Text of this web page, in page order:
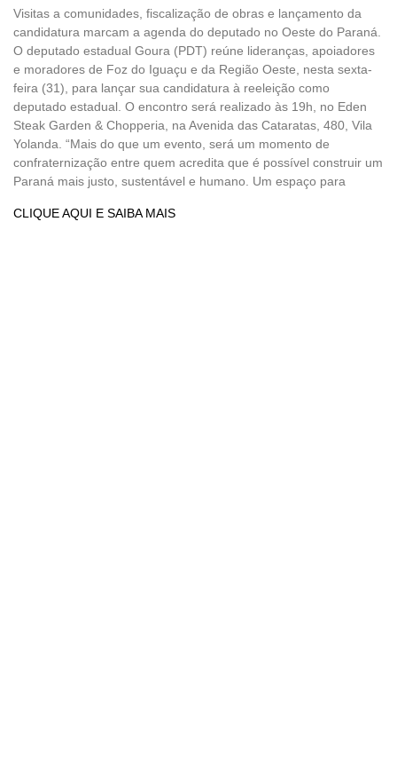
Visitas a comunidades, fiscalização de obras e lançamento da
candidatura marcam a agenda do deputado no Oeste do Paraná.
O deputado estadual Goura (PDT) reúne lideranças, apoiadores
e moradores de Foz do Iguaçu e da Região Oeste, nesta sexta-
feira (31), para lançar sua candidatura à reeleição como
deputado estadual. O encontro será realizado às 19h, no Eden
Steak Garden & Chopperia, na Avenida das Cataratas, 480, Vila
Yolanda. “Mais do que um evento, será um momento de
confraternização entre quem acredita que é possível construir um
Paraná mais justo, sustentável e humano. Um espaço para
CLIQUE AQUI E SAIBA MAIS